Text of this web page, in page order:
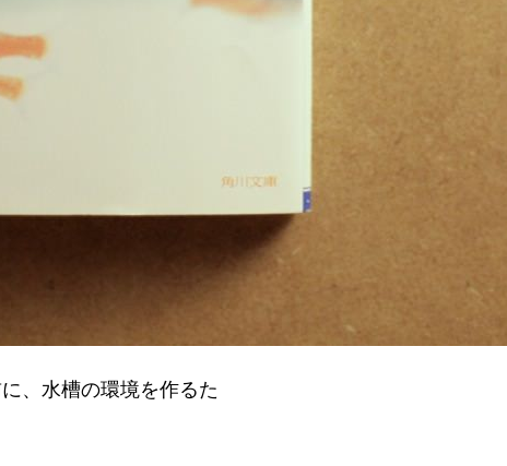
、水槽の環境を作るた